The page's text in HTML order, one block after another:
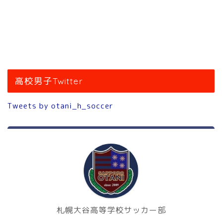
高校男子Twitter
Tweets by otani_h_soccer
札幌大谷高等学校サッカー部